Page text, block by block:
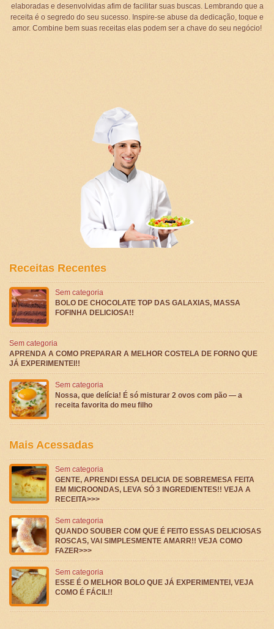
elaboradas e desenvolvidas afim de facilitar suas buscas. Lembrando que a
receita é o segredo do seu sucesso. Inspire-se abuse da dedicação, toque e
amor. Combine bem suas receitas elas podem ser a chave do seu negócio!
Receitas Recentes
Sem categoria
BOLO DE CHOCOLATE TOP DAS GALAXIAS, MASSA
FOFINHA DELICIOSA!!
Sem categoria
APRENDA A COMO PREPARAR A MELHOR COSTELA DE FORNO QUE
JÁ EXPERIMENTEI!!
Sem categoria
Nossa, que delícia! É só misturar 2 ovos com pão — a
receita favorita do meu filho
Mais Acessadas
Sem categoria
GENTE, APRENDI ESSA DELICIA DE SOBREMESA FEITA
EM MICROONDAS, LEVA SÓ 3 INGREDIENTES!! VEJA A
RECEITA>>>
Sem categoria
QUANDO SOUBER COM QUE É FEITO ESSAS DELICIOSAS
ROSCAS, VAI SIMPLESMENTE AMARR!! VEJA COMO
FAZER>>>
Sem categoria
ESSE É O MELHOR BOLO QUE JÁ EXPERIMENTEI, VEJA
COMO É FÁCIL!!